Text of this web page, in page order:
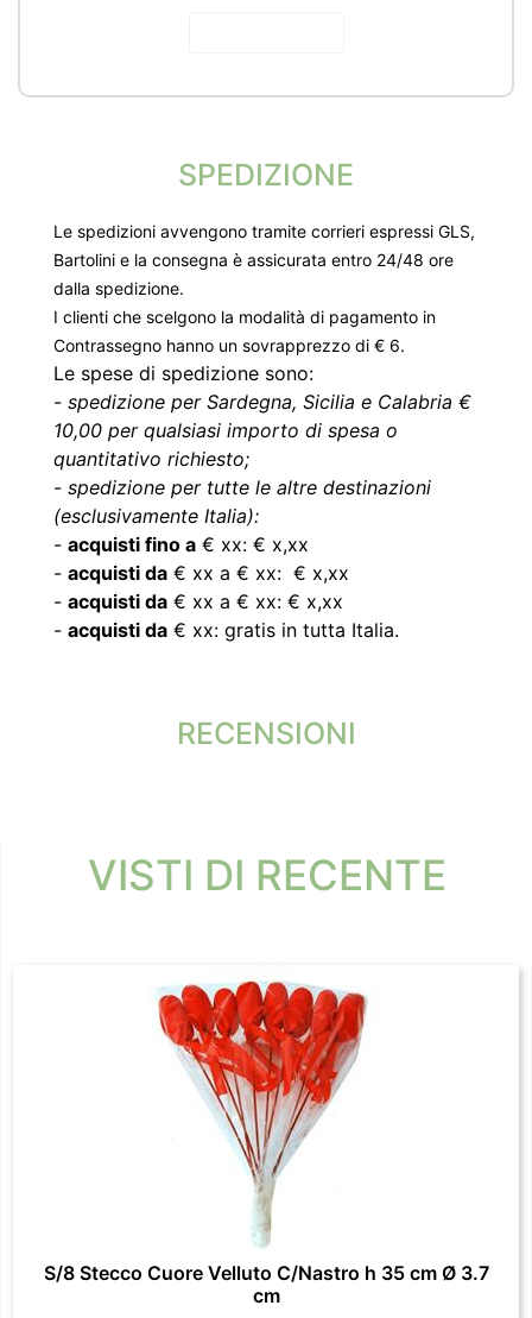
SPEDIZIONE
Le spedizioni avvengono tramite corrieri espressi GLS,
Bartolini e la consegna è assicurata entro 24/48 ore
dalla spedizione.
I clienti che scelgono la modalità di pagamento in
Contrassegno hanno un sovrapprezzo di € 6.
Le spese di spedizione sono:
- spedizione per Sardegna, Sicilia e Calabria €
10,00 per qualsiasi importo di spesa o
quantitativo richiesto;
- spedizione per tutte le altre destinazioni
(esclusivamente Italia):
- acquisti fino a € xx: € x,xx
- acquisti da € xx a € xx: € x,xx
- acquisti da € xx a € xx: € x,xx
- acquisti da € xx: gratis in tutta Italia.
RECENSIONI
VISTI DI RECENTE
S/8 Stecco Cuore Velluto C/Nastro h 35 cm Ø 3.7
cm